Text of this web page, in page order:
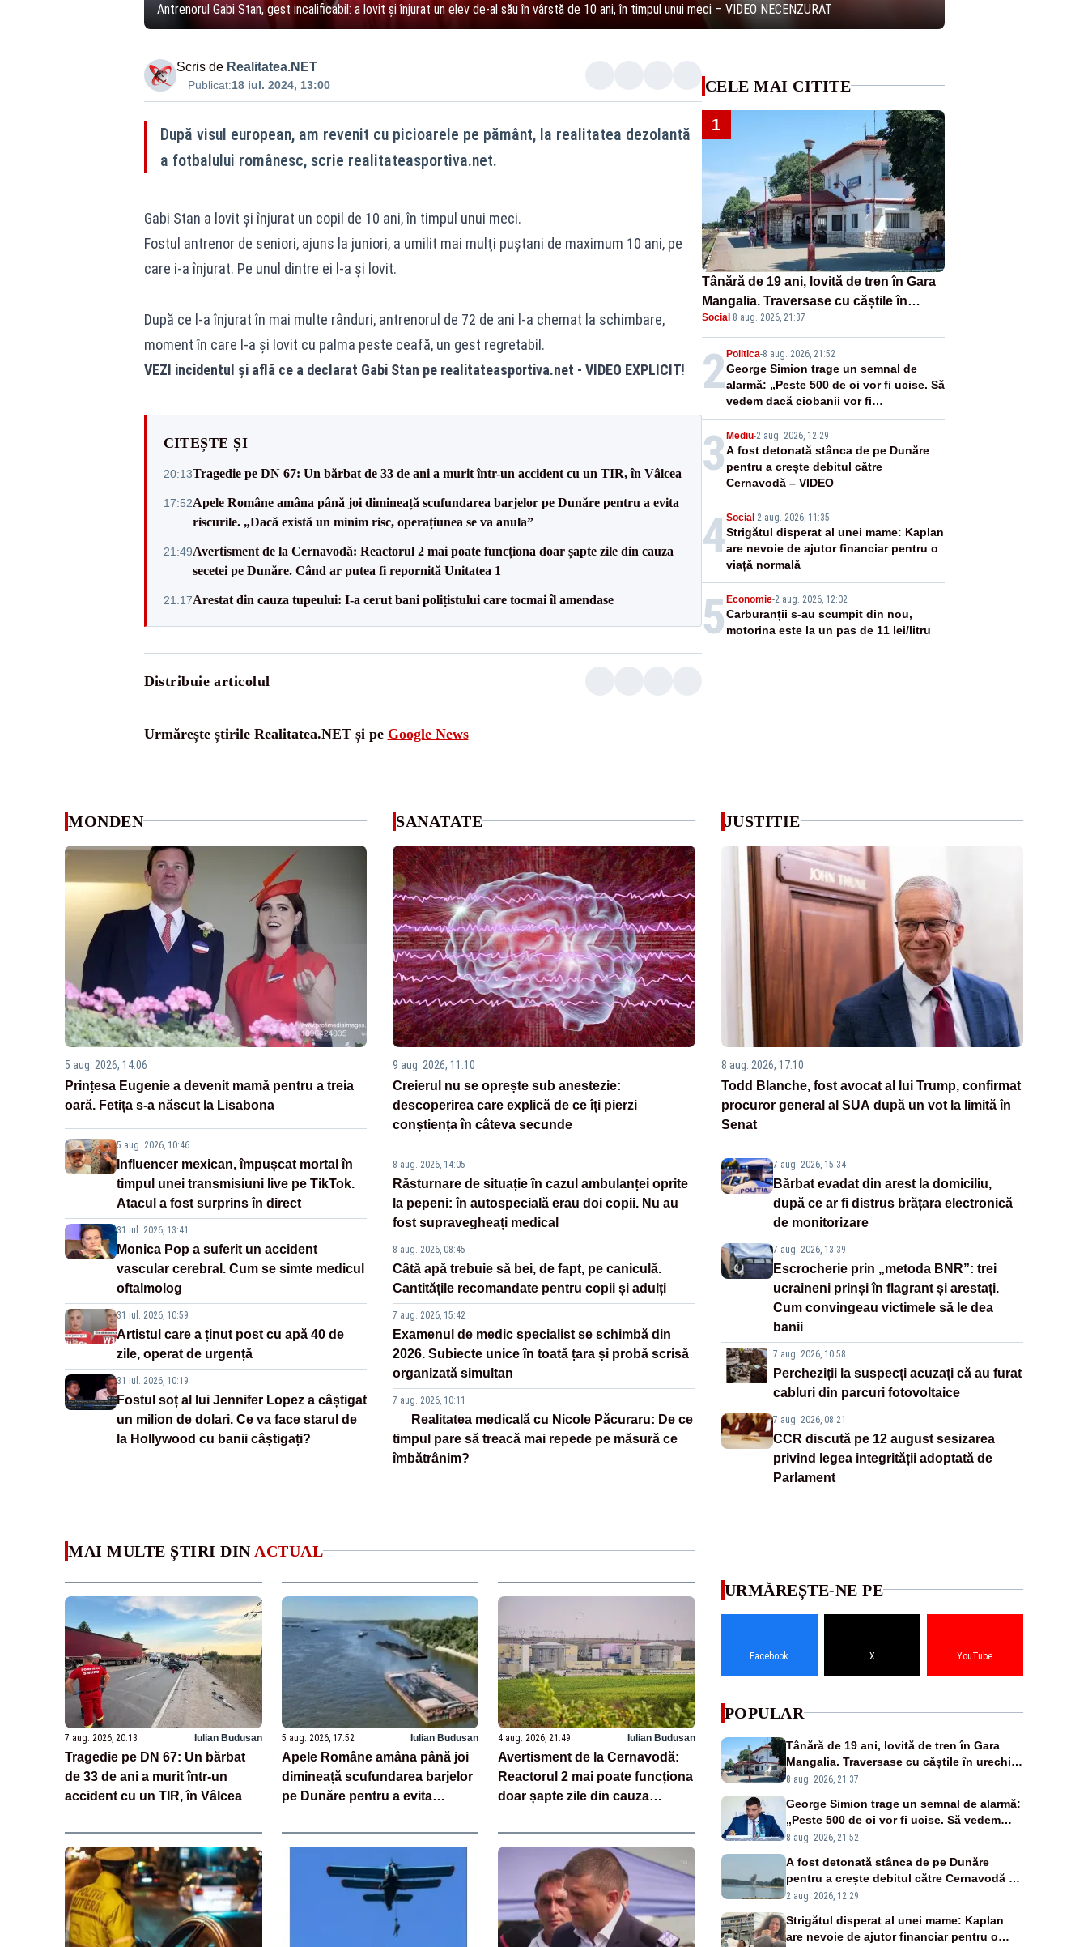
Antrenorul Gabi Stan, gest incalificabil: a lovit și înjurat un elev de-al său în vârstă de 10 ani, în timpul unui meci – VIDEO NECENZURAT
Scris de Realitatea.NET
Publicat:18 iul. 2024, 13:00
După visul european, am revenit cu picioarele pe pământ, la realitatea dezolantă
a fotbalului românesc, scrie realitateasportiva.net.
Gabi Stan a lovit şi înjurat un copil de 10 ani, în timpul unui meci.
Fostul antrenor de seniori, ajuns la juniori, a umilit mai mulţi puştani de maximum 10 ani, pe
care i-a înjurat. Pe unul dintre ei l-a şi lovit.
După ce l-a înjurat în mai multe rânduri, antrenorul de 72 de ani l-a chemat la schimbare,
moment în care l-a şi lovit cu palma peste ceafă, un gest regretabil.
VEZI incidentul și află ce a declarat Gabi Stan pe realitateasportiva.net - VIDEO EXPLICIT!
CITEȘTE ȘI
20:13Tragedie pe DN 67: Un bărbat de 33 de ani a murit într-un accident cu un TIR, în Vâlcea
17:52Apele Române amâna până joi dimineață scufundarea barjelor pe Dunăre pentru a evita
riscurile. „Dacă există un minim risc, operațiunea se va anula”
21:49Avertisment de la Cernavodă: Reactorul 2 mai poate funcționa doar șapte zile din cauza
secetei pe Dunăre. Când ar putea fi repornită Unitatea 1
21:17Arestat din cauza tupeului: I-a cerut bani polițistului care tocmai îl amendase
Distribuie articolul
Urmărește știrile Realitatea.NET și pe Google News
CELE MAI CITITE
1
Tânără de 19 ani, lovită de tren în Gara
Mangalia. Traversase cu căștile în
urechi liniile printr-un loc nepermis
Social·8 aug. 2026, 21:37
2Politica-8 aug. 2026, 21:52
George Simion trage un semnal de
alarmă: „Peste 500 de oi vor fi ucise. Să
vedem dacă ciobanii vor fi
despăgubiți”
3 Mediu-2 aug. 2026, 12:29
A fost detonată stânca de pe Dunăre
pentru a crește debitul către
Cernavodă – VIDEO
4Social-2 aug. 2026, 11:35
Strigătul disperat al unei mame: Kaplan
are nevoie de ajutor financiar pentru o
viață normală
5 Economie-2 aug. 2026, 12:02
Carburanții s-au scumpit din nou,
motorina este la un pas de 11 lei/litru
MONDEN
5 aug. 2026, 14:06
Prințesa Eugenie a devenit mamă pentru a treia
oară. Fetița s-a născut la Lisabona
5 aug. 2026, 10:46
Influencer mexican, împușcat mortal în
timpul unei transmisiuni live pe TikTok.
Atacul a fost surprins în direct
31 iul. 2026, 13:41
Monica Pop a suferit un accident
vascular cerebral. Cum se simte medicul
oftalmolog
31 iul. 2026, 10:59
Artistul care a ținut post cu apă 40 de
zile, operat de urgență
31 iul. 2026, 10:19
Fostul soț al lui Jennifer Lopez a câștigat
un milion de dolari. Ce va face starul de
la Hollywood cu banii câștigați?
SANATATE
9 aug. 2026, 11:10
Creierul nu se oprește sub anestezie:
descoperirea care explică de ce îți pierzi
conștiența în câteva secunde
8 aug. 2026, 14:05
Răsturnare de situație în cazul ambulanței oprite
la pepeni: în autospecială erau doi copii. Nu au
fost supravegheați medical
8 aug. 2026, 08:45
Câtă apă trebuie să bei, de fapt, pe caniculă.
Cantitățile recomandate pentru copii și adulți
7 aug. 2026, 15:42
Examenul de medic specialist se schimbă din
2026. Subiecte unice în toată țara și probă scrisă
organizată simultan
7 aug. 2026, 10:11
Realitatea medicală cu Nicole Păcuraru: De ce
timpul pare să treacă mai repede pe măsură ce
îmbătrânim?
JUSTITIE
8 aug. 2026, 17:10
Todd Blanche, fost avocat al lui Trump, confirmat
procuror general al SUA după un vot la limită în
Senat
7 aug. 2026, 15:34
Bărbat evadat din arest la domiciliu,
după ce ar fi distrus brățara electronică
de monitorizare
7 aug. 2026, 13:39
Escrocherie prin „metoda BNR”: trei
ucraineni prinși în flagrant și arestați.
Cum convingeau victimele să le dea
banii
7 aug. 2026, 10:58
Percheziții la suspecți acuzați că au furat
cabluri din parcuri fotovoltaice
7 aug. 2026, 08:21
CCR discută pe 12 august sesizarea
privind legea integrității adoptată de
Parlament
MAI MULTE ȘTIRI DIN ACTUAL
7 aug. 2026, 20:13 Iulian Budusan
Tragedie pe DN 67: Un bărbat
de 33 de ani a murit într-un
accident cu un TIR, în Vâlcea
5 aug. 2026, 17:52 Iulian Budusan
Apele Române amâna până joi
dimineață scufundarea barjelor
pe Dunăre pentru a evita
risc, operațiunea se va anula”
4 aug. 2026, 21:49 Iulian Budusan
Avertisment de la Cernavodă:
Reactorul 2 mai poate funcționa
doar șapte zile din cauza
putea fi repornită Unitatea 1
URMĂREȘTE-NE PE
Facebook X YouTube
POPULAR
Tânără de 19 ani, lovită de tren în Gara
Mangalia. Traversase cu căștile în urechi
liniile printr-un loc nepermis
8 aug. 2026, 21:37
George Simion trage un semnal de alarmă:
„Peste 500 de oi vor fi ucise. Să vedem
dacă ciobanii vor fi despăgubiți”
8 aug. 2026, 21:52
A fost detonată stânca de pe Dunăre
pentru a crește debitul către Cernavodă –
VIDEO
2 aug. 2026, 12:29
Strigătul disperat al unei mame: Kaplan
are nevoie de ajutor financiar pentru o